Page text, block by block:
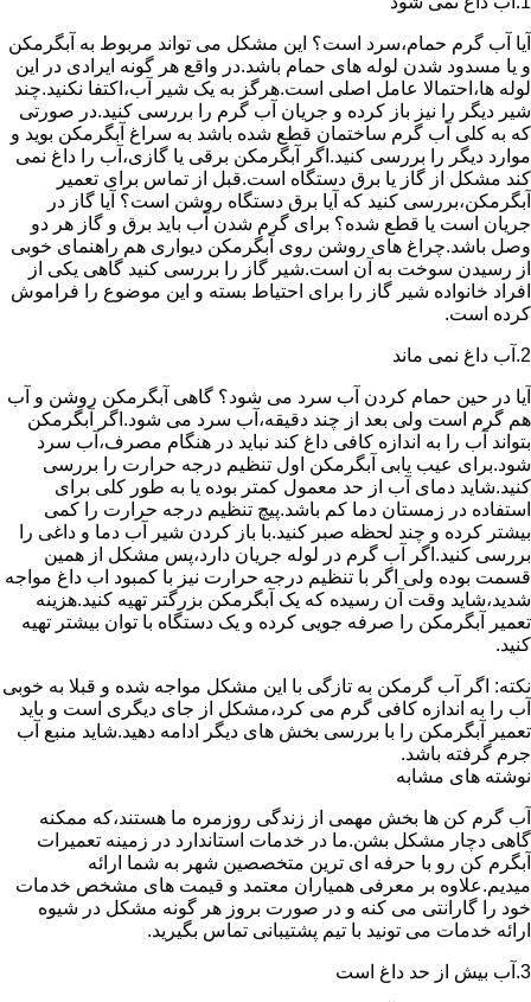
آیا آب گرم حمام،سرد است؟ این مشکل می تواند مربوط به آبگرمکن
و یا مسدود شدن لوله های حمام باشد.در واقع هر گونه ایرادی در این
لوله ها،احتمالا عامل اصلی است.هرگز به یک شیر آب،اکتفا نکنید.چند
شیر دیگر را نیز باز کرده و جریان آب گرم را بررسی کنید.در صورتی
که به کلی آب گرم ساختمان قطع شده باشد به سراغ آبگرمکن بوید و
موارد دیگر را بررسی کنید.اگر آبگرمکن برقی یا گازی،آب را داغ نمی
کند مشکل از گاز یا برق دستگاه است.قبل از تماس برای تعمیر
آبگرمکن،بررسی کنید که آیا برق دستگاه روشن است؟ آیا گاز در
جریان است یا قطع شده؟ برای گرم شدن آب باید برق و گاز هر دو
وصل باشد.چراغ های روشن روی آبگرمکن دیواری هم راهنمای خوبی
از رسیدن سوخت به آن است.شیر گاز را بررسی کنید گاهی یکی از
افراد خانواده شیر گاز را برای احتیاط بسته و این موضوع را فراموش
کرده است.
2.آب داغ نمی ماند
آیا در حین حمام کردن آب سرد می شود؟ گاهی آبگرمکن روشن و آب
هم گرم است ولی بعد از چند دقیقه،آب سرد می شود.اگر آبگرمکن
بتواند آب را به اندازه کافی داغ کند نباید در هنگام مصرف،آب سرد
شود.برای عیب یابی آبگرمکن اول تنظیم درجه حرارت را بررسی
کنید.شاید دمای آب از حد معمول کمتر بوده یا به طور کلی برای
استفاده در زمستان دما کم باشد.پیچ تنظیم درجه حرارت را کمی
بیشتر کرده و چند لحظه صبر کنید.با باز کردن شیر آب دما و داغی را
بررسی کنید.اگر آب گرم در لوله جریان دارد،پس مشکل از همین
قسمت بوده ولی اگر با تنظیم درجه حرارت نیز با کمبود اب داغ مواجه
شدید،شاید وقت آن رسیده که یک آبگرمکن بزرگتر تهیه کنید.هزینه
تعمیر آبگرمکن را صرفه جویی کرده و یک دستگاه با توان بیشتر تهیه
کنید.
نکته: اگر آب گرمکن به تازگی با این مشکل مواجه شده و قبلا به خوبی
آب را به اندازه کافی گرم می کرد،مشکل از جای دیگری است و باید
تعمیر آبگرمکن را با بررسی بخش های دیگر ادامه دهید.شاید منبع آب
جرم گرفته باشد.
نوشته های مشابه
آب گرم کن ها بخش مهمی از زندگی روزمره ما هستند،که ممکنه
گاهی دچار مشکل بشن.ما در خدمات استاندارد در زمینه تعمیرات
آبگرم کن رو با حرفه ای ترین متخصصین شهر به شما ارائه
میدیم.علاوه بر معرفی همیاران معتمد و قیمت های مشخص خدمات
خود را گارانتی می کنه و در صورت بروز هر گونه مشکل در شیوه
ارائه خدمات می تونید با تیم پشتیبانی تماس بگیرید.
3.آب بیش از حد داغ است